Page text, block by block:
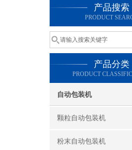
产品搜索
PRODUCT
产品分类
PRODUCT
自动包装机
颗粒自动包装机
粉末自动包装机